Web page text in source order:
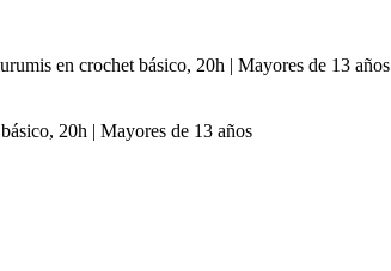
en crochet básico, 20h | Mayores de 13 años